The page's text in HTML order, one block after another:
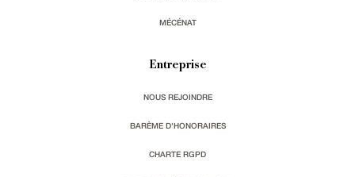
MÉCÉNAT
Entreprise
NOUS REJOINDRE
BARÈME D'HONORAIRES
CHARTE RGPD